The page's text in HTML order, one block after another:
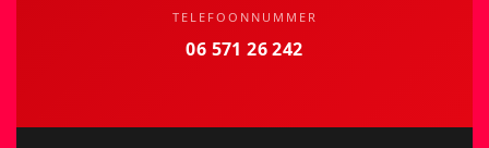
TELEFOONNUMMER
06 571 26 242